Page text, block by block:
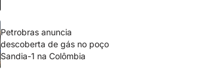
Petrobras anuncia
descoberta de gás no poço
Sandia-1 na Colômbia